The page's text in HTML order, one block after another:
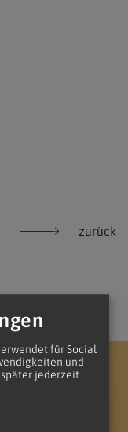
zurück
dem Manhartsberg
Minoriten Weinviertel
für Social
und
später jederzeit